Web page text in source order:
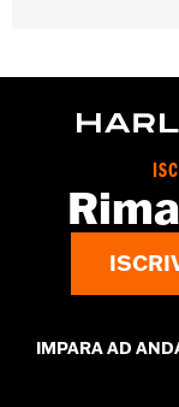
tacco 2,5 cm
IMPARA AD